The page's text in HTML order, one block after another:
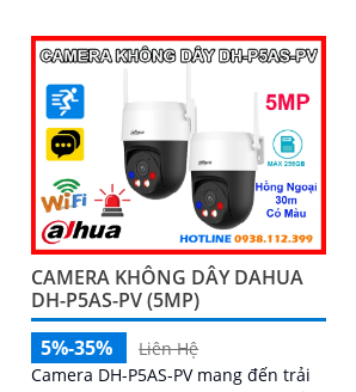
cảnh báo và AI thông minh, giúp
phát hiện chính xác con người và
phương tiện
CAMERA KHÔNG DÂY DAHUA
DH-P5AS-PV (5MP)
5%-35%
Liên Hệ
Camera DH-P5AS-PV mang đến trải